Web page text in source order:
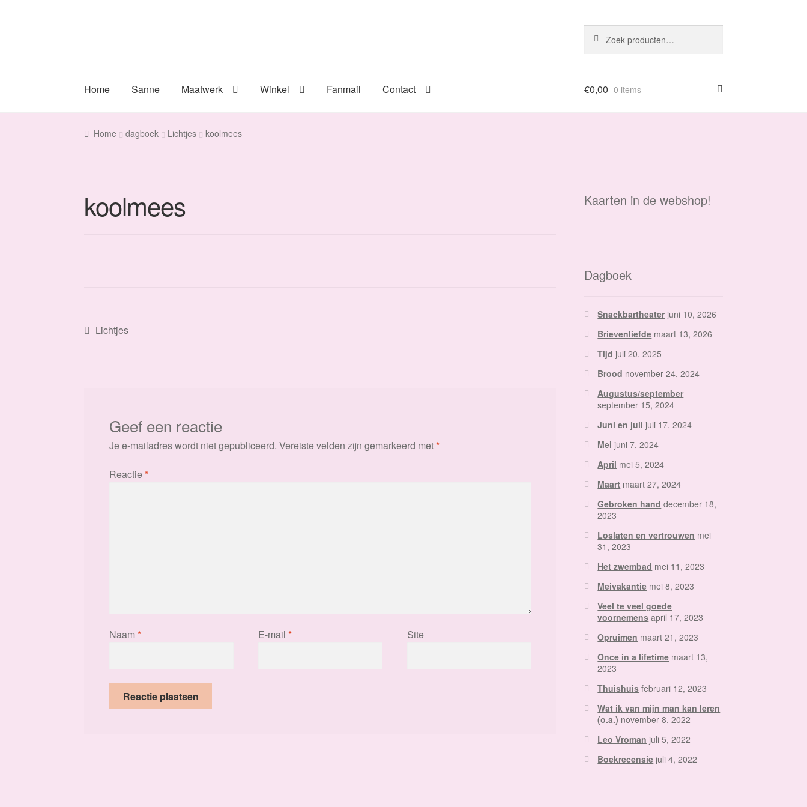
naar:
Home Sanne Maatwerk Winkel Fanmail Contact €0,00 0 items
Home dagboek Lichtjes koolmees
koolmees
Bericht
Vorig
Lichtjes
Geef een reactie
Je e-mailadres wordt niet gepubliceerd. Vereiste velden zijn gemarkeerd met*
Reactie*
Naam * E-mail * Site
Kaarten in de webshop!
Dagboek
Snackbartheater juni 10, 2026
Brievenliefde maart 13, 2026
Tijd juli 20, 2025
Brood november 24, 2024
Augustus/september
september 15, 2024
Juni en juli juli 17, 2024
Mei juni 7, 2024
April mei 5, 2024
Maart maart 27, 2024
Gebroken hand december 18,
2023
Loslaten en vertrouwen mei
31, 2023
Het zwembad mei 11, 2023
Meivakantie mei 8, 2023
Veel te veel goede
voornemens april 17, 2023
Opruimen maart 21, 2023
Once in a lifetime maart 13,
2023
Thuishuis februari 12, 2023
Wat ik van mijn man kan leren
(o.a.) november 8, 2022
Leo Vroman juli 5, 2022
Boekrecensie juli 4, 2022